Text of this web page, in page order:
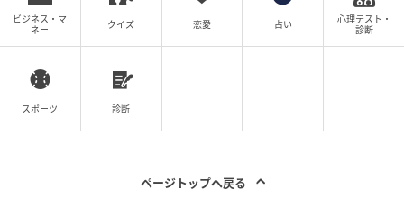
相手の不器用さを「人間味」として俯瞰する視点を持
ち、落ち着いて相手を見極める。
その心の余裕こそが、あなたを最高に大切にしてくれ
る「有料物件」を引き寄せる最強の武器になるはずで
す。
【婚活相談】46歳婚活女性「初対面でこのレベ
ビジネス・マ
ネー
クイズ 恋愛 占い
心理テスト・
診断
スポーツ 診断
ページトップへ戻る